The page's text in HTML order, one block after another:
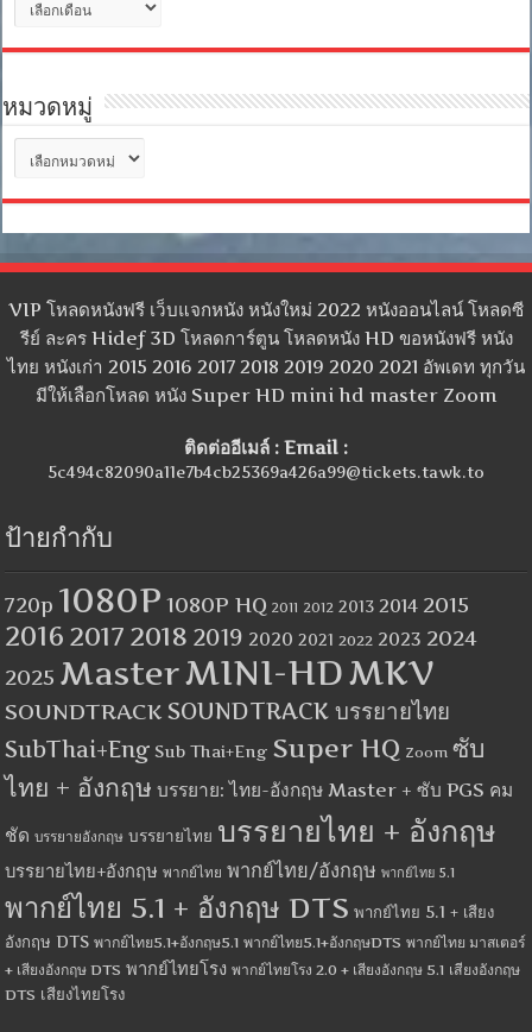
เก็บ
หมวดหมู่
หมู่
VIP โหลดหนังฟรี เว็บแจกหนัง หนังใหม่ 2022 หนังออนไลน์ โหลดซี
รีย์ ละคร Hidef 3D โหลดการ์ตูน โหลดหนัง HD ขอหนังฟรี หนัง
ไทย หนังเก่า 2015 2016 2017 2018 2019 2020 2021 อัพเดท ทุกวัน
มีให้เลือกโหลด หนัง Super HD mini hd master Zoom
ติดต่ออีเมล์ : Email :
5c494c82090a11e7b4cb25369a426a99@tickets.tawk.to
ป้ายกำกับ
720p 1080P 1080P HQ 2011 2012 2013 2014 2015
2016 2017 2018 2019 2020 2021 2022 2023 2024
2025 MasterMINI-HDMKV
SOUNDTRACK SOUNDTRACK บรรยายไทย
SubThai+Eng Sub Thai+Eng Super HQ Zoom ซับ
ไทย + อังกฤษ บรรยาย: ไทย-อังกฤษ Master + ซับ PGS คม
ชัด บรรยายอังกฤษ บรรยายไทย บรรยายไทย + อังกฤษ
บรรยายไทย+อังกฤษ พากย์ไทย พากย์ไทย/อังกฤษ พากย์ไทย 5.1
พากย์ไทย 5.1 + อังกฤษ DTS พากย์ไทย 5.1 + เสียง
อังกฤษ DTS พากย์ไทย5.1+อังกฤษ5.1 พากย์ไทย5.1+อังกฤษDTS พากย์ไทย มาสเตอร์
+ เสียงอังกฤษ DTS พากย์ไทยโรง พากย์ไทยโรง 2.0 + เสียงอังกฤษ 5.1 เสียงอังกฤษ
DTS เสียงไทยโรง